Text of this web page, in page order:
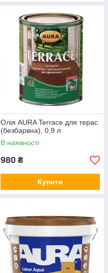
Олія AURA Terrace для терас
(безбарвна), 0,9 л
В наявності
980 ₴
Купити